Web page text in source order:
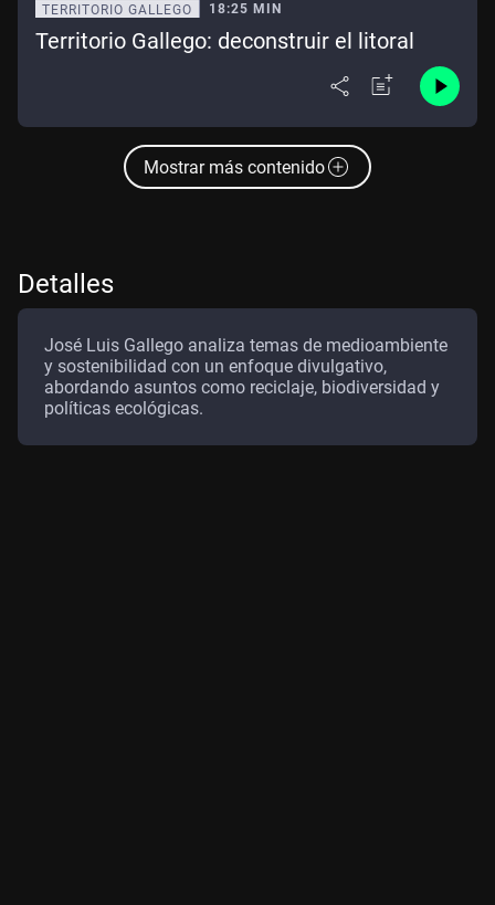
TERRITORIO GALLEGO 18:25 MIN
Territorio Gallego: deconstruir el litoral
Mostrar más contenido
Detalles
José Luis Gallego analiza temas de medioambiente
y sostenibilidad con un enfoque divulgativo,
abordando asuntos como reciclaje, biodiversidad y
políticas ecológicas.